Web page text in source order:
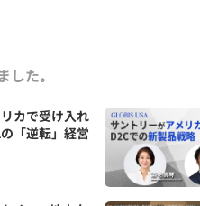
した｡
カで受け入れ
「逆転」経営